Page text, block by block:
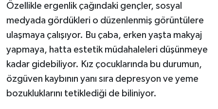
Özellikle ergenlik çağındaki gençler, sosyal
medyada gördükleri o düzenlenmiş görüntülere
ulaşmaya çalışıyor. Bu çaba, erken yaşta makyaj
yapmaya, hatta estetik müdahaleleri düşünmeye
kadar gidebiliyor. Kız çocuklarında bu durumun,
özgüven kaybının yanı sıra depresyon ve yeme
bozukluklarını tetiklediği de biliniyor.